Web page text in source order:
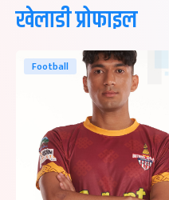
खेलाडी प्रोफाइल
Football